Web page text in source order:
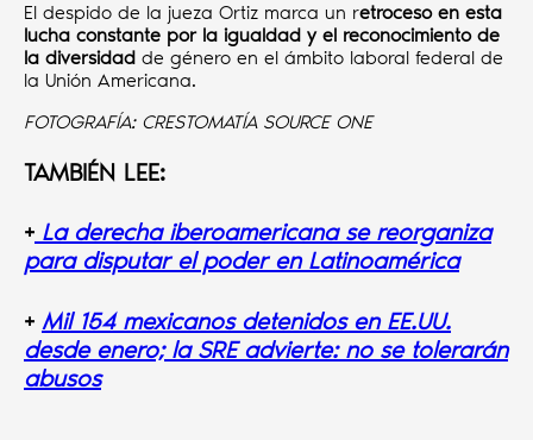
El despido de la jueza Ortiz marca un retroceso en esta
lucha constante por la igualdad y el reconocimiento de
la diversidad de género en el ámbito laboral federal de
la Unión Americana.
FOTOGRAFÍA: CRESTOMATÍA SOURCE ONE
TAMBIÉN LEE:
+ La derecha iberoamericana se reorganiza
para disputar el poder en Latinoamérica
+ Mil 154 mexicanos detenidos en EE.UU.
desde enero; la SRE advierte: no se tolerarán
abusos